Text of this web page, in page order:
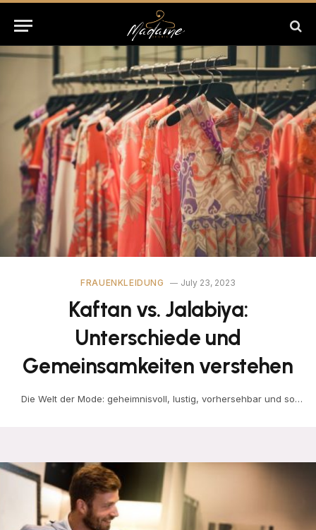
FRAUENKLEIDUNG July 23, 2023
Kaftan vs. Jalabiya:
Unterschiede und
Gemeinsamkeiten verstehen
Die Welt der Mode: geheimnisvoll, lustig, vorhersehbar und so